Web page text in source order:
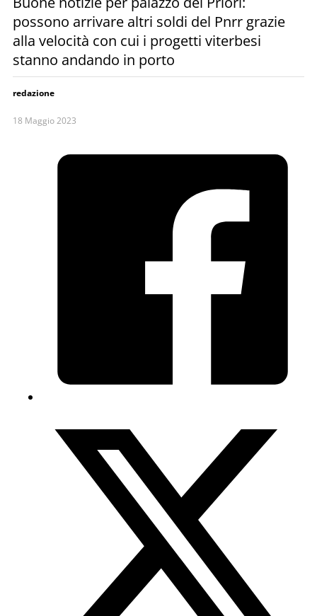
possono arrivare altri soldi del Pnrr grazie
alla velocità con cui i progetti viterbesi
stanno andando in porto
redazione
18 Maggio 2023